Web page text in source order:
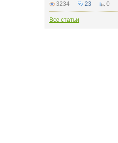
3234
23 0
Все статьи